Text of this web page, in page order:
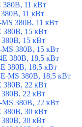
380В, 11 кВт
11 кВт
380В, 11 кВт
380В, 15 кВт
15 кВт
380В, 15 кВт
380В, 18,5 кВт
380В, 18,5 кВт
MS 380В, 18,5 кВт
380В, 22 кВт
22 кВт
380В, 22 кВт
380В, 30 кВт
30 кВт